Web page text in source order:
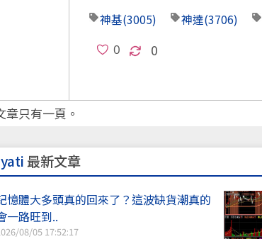
神基(3005) 神達(3706)
0
章只有一頁。
最新文章
憶體大多頭真的回來了？這波缺貨潮真的
一路旺到..
08/05 17:52:17